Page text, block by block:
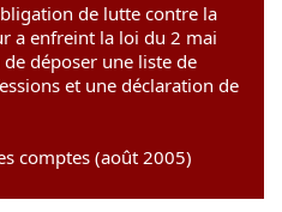
de lutte contre la
a enfreint la loi du 2 mai
déposer une liste de
et une déclaration de
comptes (août 2005)